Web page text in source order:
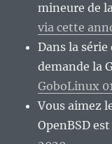
mineure de
via cette
Dans la
demande la
GoboLinux
Vous aimez
OpenBSD